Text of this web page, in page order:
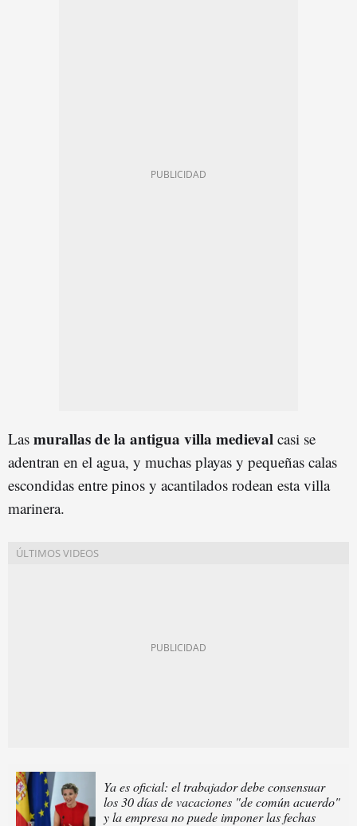
Las murallas de la antigua villa medieval casi se
adentran en el agua, y muchas playas y pequeñas calas
escondidas entre pinos y acantilados rodean esta villa
marinera.
Ya es oficial: el trabajador debe consensuar
los 30 días de vacaciones "de común acuerdo"
y la empresa no puede imponer las fechas